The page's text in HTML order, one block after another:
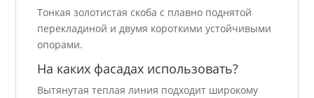
Тонкая золотистая скоба с плавно поднятой
перекладиной и двумя короткими устойчивыми
опорами.
На каких фасадах использовать?
Вытянутая теплая линия подходит широкому